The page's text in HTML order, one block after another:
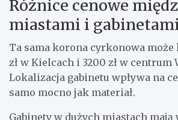
Różnice cenowe
miastami i
Ta sama korona cyrkonowa może
zł w Kielcach i 3200 zł w centrum
Lokalizacja gabinetu wpływa na
samo mocno jak materiał.
Gabinety w dużych miastach mają